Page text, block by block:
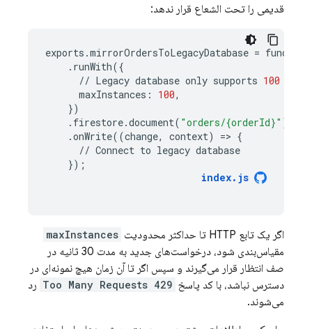
قدیمی را تحت الشعاع قرار ندهد:
exports .mirrorOrdersToLegacyDatabase =
. runWith({
// Legacy database only supports 100
maxInstances : 100,
})
. firestore.document( "orders/{orderId}" )
.onWrite((change, context) => {
// Connect to legacy database
});
index. js
اگر یک تابع HTTP تا حداکثر محدودیت maxInstances
مقیاس‌بندی شود، درخواست‌های جدید به مدت 30 ثانیه در
صف انتظار قرار می‌گیرند و سپس اگر تا آن زمان هیچ نمونه‌ای در
دسترس نباشد، با کد پاسخ 429 Too Many Requests
رد
می‌شوند.